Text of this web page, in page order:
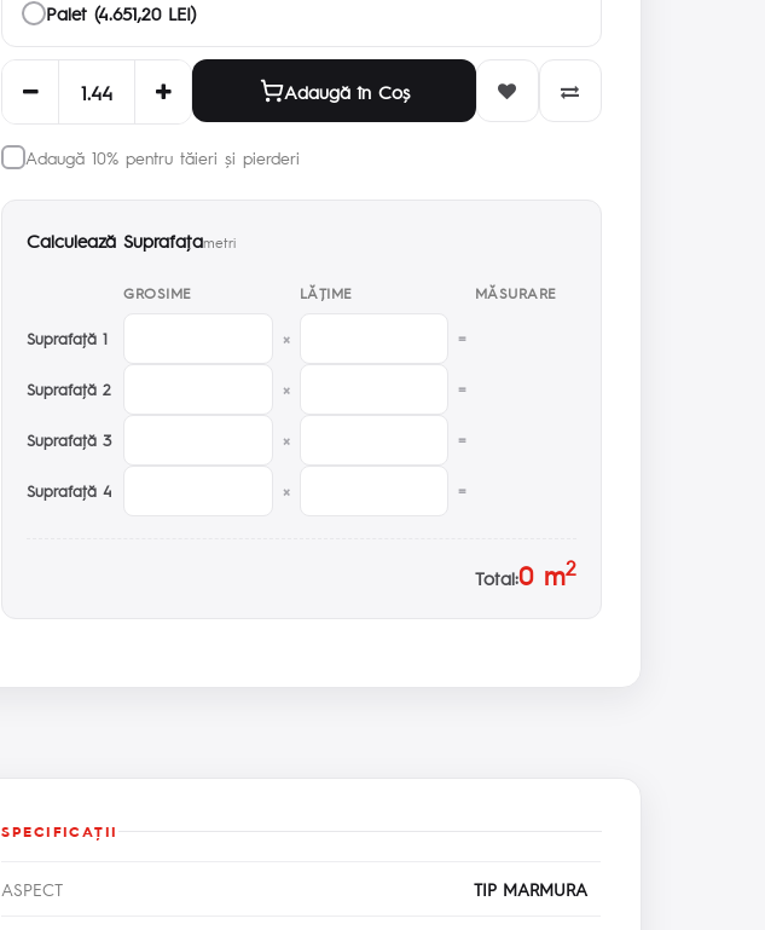
Palet (4.651,20 LEI)
Adaugă în Coş
Adaugă 10% pentru tăieri și pierderi
Calculează Suprafaţametri
GROSIME LĂŢIME MĂSURARE
Suprafaţă 1 × =
Suprafaţă 2 × =
Suprafaţă 3 × =
Suprafaţă 4 × =
Total:0m2
SPECIFICAŢII
ASPECT TIP MARMURA